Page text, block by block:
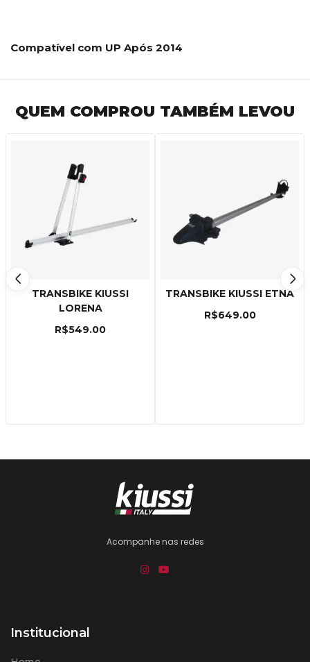
Compatível com UP Após 2014
QUEM COMPROU TAMBÉM LEVOU
TRANSBIKE KIUSSI
LORENA
R$549.00
TRANSBIKE KIUSSI ETNA
R$649.00
Acompanhe nas redes
Institucional